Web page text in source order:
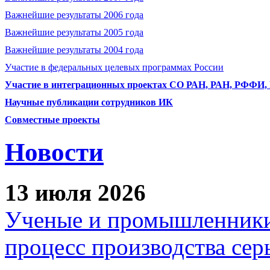
Важнейшие результаты 2006 года
Важнейшие результаты 2005 года
Важнейшие результаты 2004 года
Участие в федеральных целевых программах России
Участие в интеграционных проектах СО РАН, РАН,
Научные публикации сотрудников ИК
Совместные проекты
Новости
13 июля 2026
Ученые и
процесс производства